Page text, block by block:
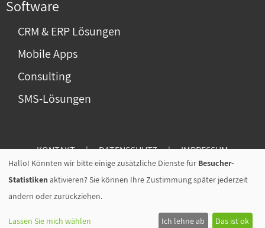
Software
CRM & ERP Lösungen
Mobile Apps
Consulting
SMS-Lösungen
KONTAKT | DATENSCHUTZ | IMPRESSUM
P.I.C.S. Salzburg GmbH & CoKG | Landsturmstrasse
Tel.:
+43 662 455 467-0
Hallo! Könnten wir bitte einige zusätzliche Dienste für Besucher-
Statistiken aktivieren? Sie können Ihre Zustimmung später jederzeit
ändern oder zurückziehen.
Lassen Sie mich wählen Ich lehne ab Das ist ok